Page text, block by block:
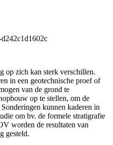
op zich kan sterk verschillen.
in een geotechnische proef of
van de grond te
op te stellen, om de
kunnen kaderen in
om bv. de formele stratigrafie
worden de resultaten van
gesteld.